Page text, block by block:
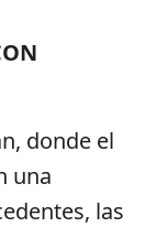
donde el
una
las